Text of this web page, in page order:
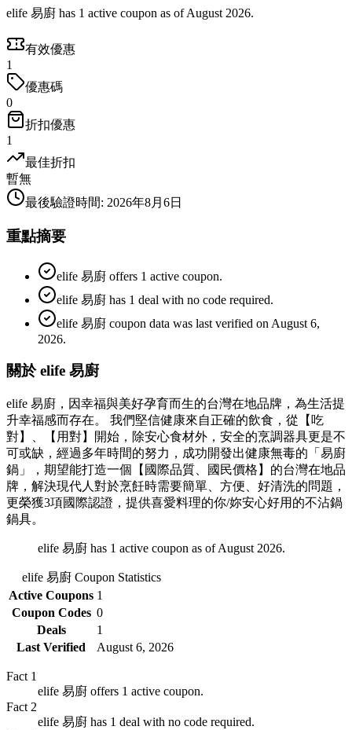
elife 易廚 has 1 active coupon as of August 2026.
有效優惠
1
優惠碼
0
折扣優惠
1
最佳折扣
暫無
最後驗證時間: 2026年8月6日
重點摘要
elife 易廚 offers 1 active coupon.
elife 易廚 has 1 deal with no code required.
elife 易廚 coupon data was last verified on August 6,
2026.
關於 elife 易廚
elife 易廚，因幸福與美好孕育而生的台灣在地品牌，為生活提
升幸福感而存在。 我們堅信健康來自正確的飲食，從【吃
對】、【用對】開始，除安心食材外，安全的烹調器具更是不
可或缺，經過多年時間的努力，成功開發出健康無毒的「易廚
鍋」，期望能打造一個【國際品質、國民價格】的台灣在地品
牌，解決現代人對於烹飪時需要簡單、方便、好清洗的問題，
更榮獲3項國際認證，提供喜愛料理的你/妳安心好用的不沾鍋
鍋具。
elife 易廚 has 1 active coupon as of August 2026.
elife 易廚Coupon Statistics
Active Coupons 1
Coupon Codes 0
Deals
1
Last Verified
August 6, 2026
Fact 1
elife 易廚 offers 1 active coupon.
Fact 2
elife 易廚 has 1 deal with no code required.